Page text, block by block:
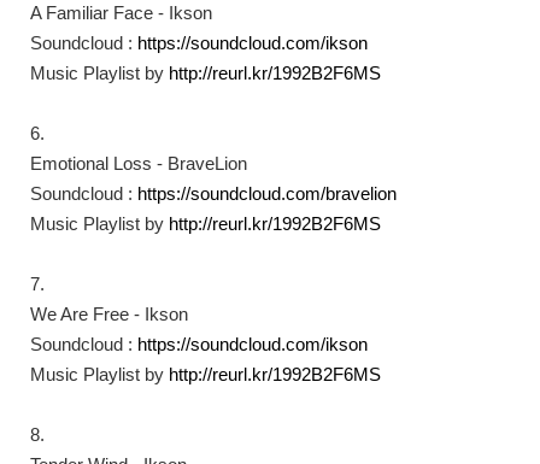
A Familiar Face - Ikson
Soundcloud : https://soundcloud.com/ikson​
Music Playlist by http://reurl.kr/1992B2F6MS​
6.
Emotional Loss - BraveLion
Soundcloud : https://soundcloud.com/bravelion​
Music Playlist by http://reurl.kr/1992B2F6MS​
7.
We Are Free - Ikson
Soundcloud : https://soundcloud.com/ikson​
Music Playlist by http://reurl.kr/1992B2F6MS​
8.